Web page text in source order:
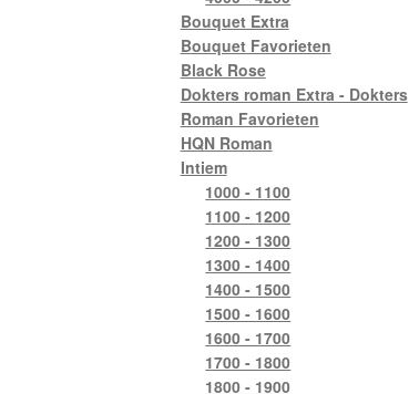
Bouquet Extra
Bouquet Favorieten
Black Rose
Dokters roman Extra - Dokters
Roman Favorieten
HQN Roman
Intiem
1000 - 1100
1100 - 1200
1200 - 1300
1300 - 1400
1400 - 1500
1500 - 1600
1600 - 1700
1700 - 1800
1800 - 1900